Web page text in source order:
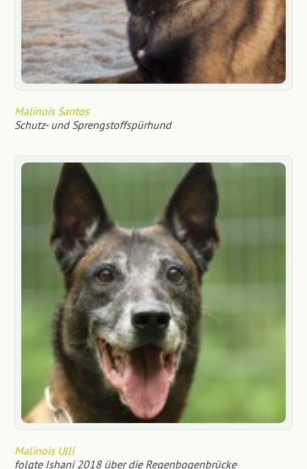
Malinois Santos
Schutz- und Sprengstoffspürhund
Malinois Ulli
folgte Ishani 2018 über die Regenbogenbrücke